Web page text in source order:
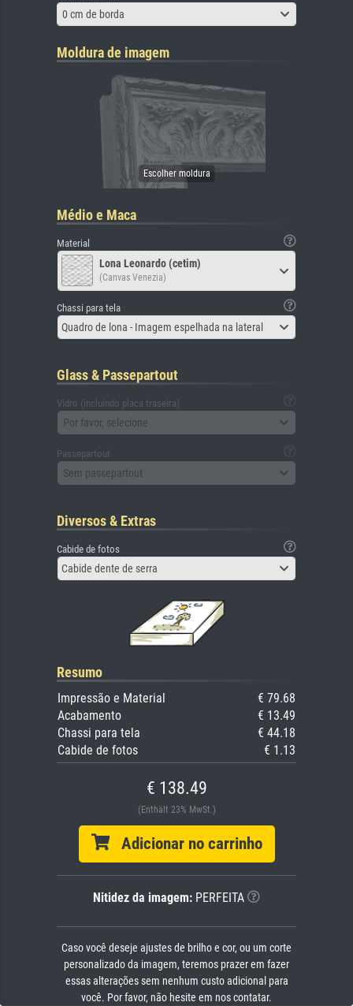
0 cm de borda
Moldura de imagem
Médio e Maca
Material
Lona Leonardo (cetim)
(Canvas Venezia)
Chassi para tela
Quadro de lona - Imagem espelhada na lateral
Glass & Passepartout
Vidro (incluindo placa traseira)
Por favor, selecione
Passepartout
Sem passepartout
Diversos & Extras
Cabide de fotos
Cabide dente de serra
Resumo
Impressão e Material
€ 79.68
Acabamento
€ 13.49
Chassi para tela
€ 44.18
Cabide de fotos
€ 1.13
€ 138.49
(Enthält 23% MwSt.)
Adicionar no carrinho
Nitidez da imagem: PERFEITA
Caso você deseje ajustes de brilho e cor, ou um corte
personalizado da imagem, teremos prazer em fazer
essas alterações sem nenhum custo adicional para
você. Por favor, não hesite em nos contatar.